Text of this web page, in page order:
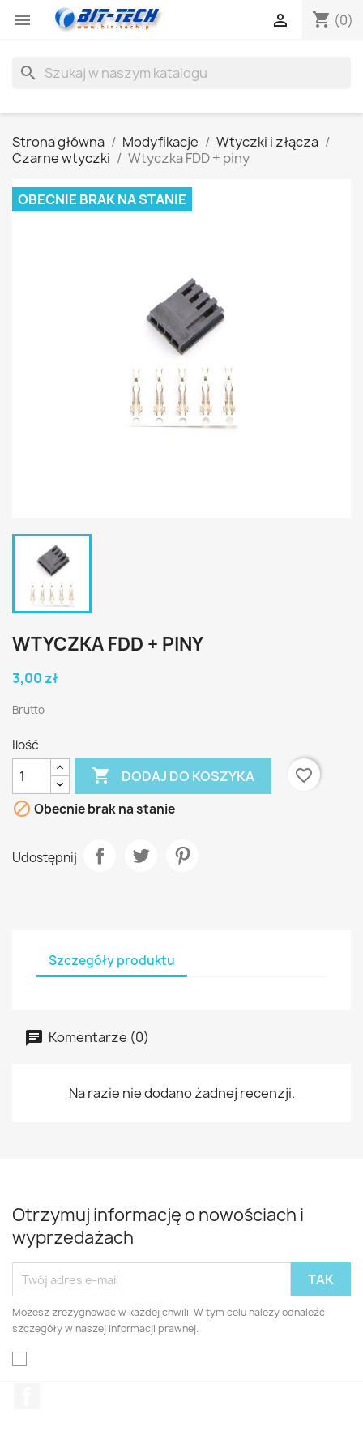
 shopping_cart (0)

search
Strona główna Modyfikacje
Wtyczki i złącza
Czarne wtyczki
Wtyczka FDD + piny
OBECNIE BRAK NA STANIE
WTYCZKA FDD + PINY
3,00 zł
Brutto
Ilość
 DODAJ DO KOSZYKA
favorite_border
 Obecnie brak na stanie
Udostępnij
Szczegóły produktu
Komentarze (0)
Na razie nie dodano żadnej recenzji.
Otrzymuj informację o nowościach i
wyprzedażach
Możesz zrezygnować w każdej chwili. W tym celu należy odnaleźć
szczegóły w naszej informacji prawnej.